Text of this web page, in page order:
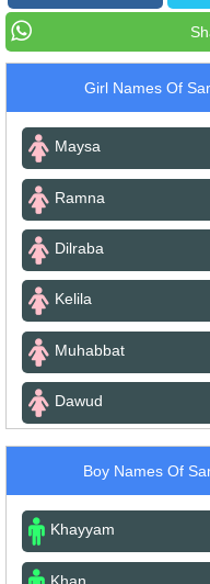
Girl Names Of
Maysa
Ramna
Dilraba
Kelila
Muhabbat
Dawud
Boy Names Of
Khayyam
Khan